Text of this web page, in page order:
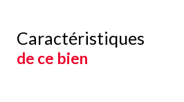
Caractéristiques
de ce bien